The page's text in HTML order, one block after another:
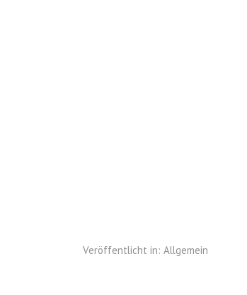
Veröffentlicht in: Allgemein